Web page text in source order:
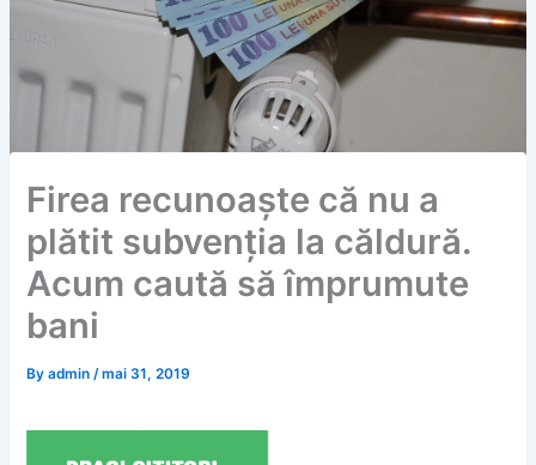
Firea recunoaște că nu a
plătit subvenția la căldură.
Acum caută să împrumute
bani
Byadmin /mai 31, 2019